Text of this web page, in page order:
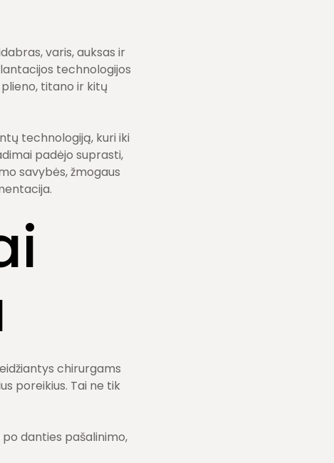
varis, auksas ir
technologijos
titano ir kitų
technologiją, kuri iki
padėjo suprasti,
savybės, žmogaus
chirurgams
poreikius. Tai ne tik
danties pašalinimo,